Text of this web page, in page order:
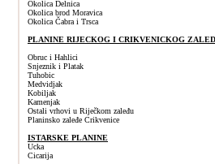
Okolica Delnica
Okolica brod Moravica
Okolica Čabra i Trsca
PLANINE RIJECKOG I CRIKVENICKOG
Obruc i Hahlici
Snjeznik i Platak
Tuhobic
Medvidjak
Kobiljak
Kamenjak
Ostali vrhovi u Riječkom zaleđu
Planinsko zaleđe Crikvenice
ISTARSKE PLANINE
Ucka
Cicarija